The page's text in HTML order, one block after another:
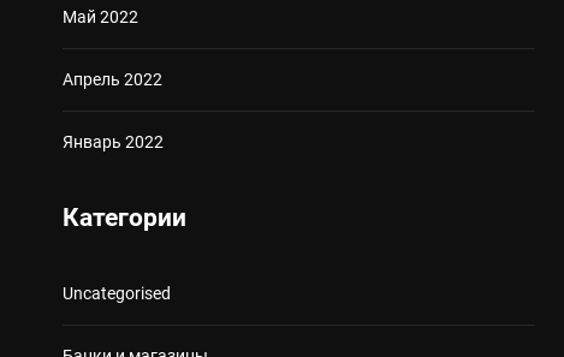
Май 2022
Апрель 2022
Январь 2022
Категории
Uncategorised